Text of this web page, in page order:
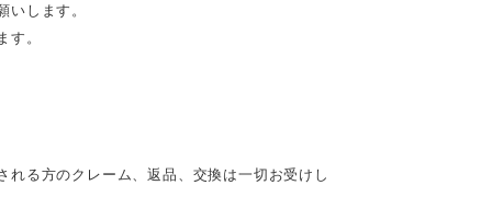
します。
。
れる方のクレーム、返品、交換は一切お受けし